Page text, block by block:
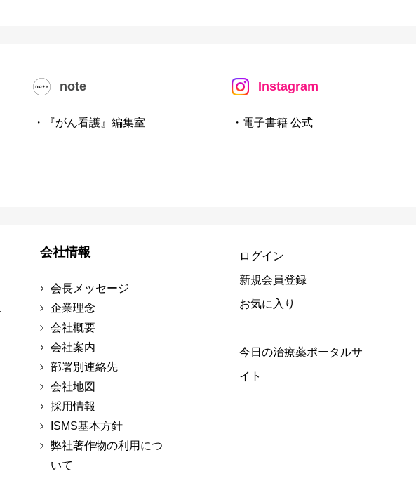
note
・『がん看護』編集室
Instagram
・電子書籍 公式
会社情報
会長メッセージ
企業理念
会社概要
会社案内
部署別連絡先
会社地図
採用情報
ISMS基本方針
弊社著作物の利用につ
いて
ログイン
新規会員登録
お気に入り
今日の治療薬ポータルサ
イト